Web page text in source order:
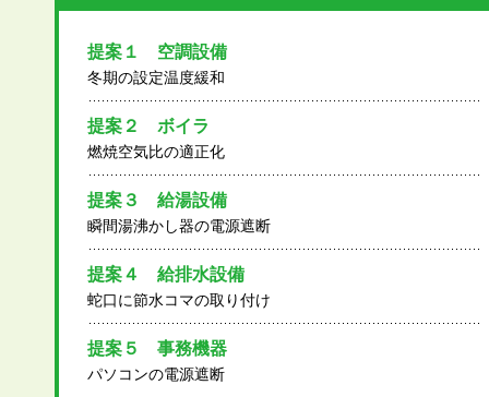
提案１ 空調設備
冬期の設定温度緩和
提案２ ボイラ
燃焼空気比の適正化
提案３ 給湯設備
瞬間湯沸かし器の電源遮断
提案４ 給排水設備
蛇口に節水コマの取り付け
提案５ 事務機器
パソコンの電源遮断